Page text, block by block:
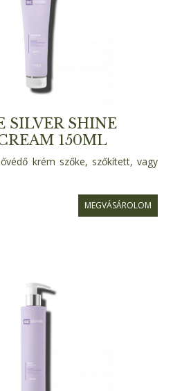
SILVER SHINE
150ML
krém szőke, szőkített, vagy
MEGVÁSÁROLOM